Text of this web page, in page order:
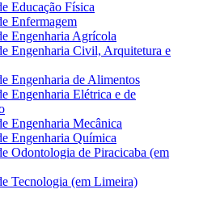
Educação Física
Enfermagem
Engenharia Agrícola
Engenharia Civil, Arquitetura e
Engenharia de Alimentos
Engenharia Elétrica e de
Engenharia Mecânica
Engenharia Química
Odontologia de Piracicaba (em
Tecnologia (em Limeira)